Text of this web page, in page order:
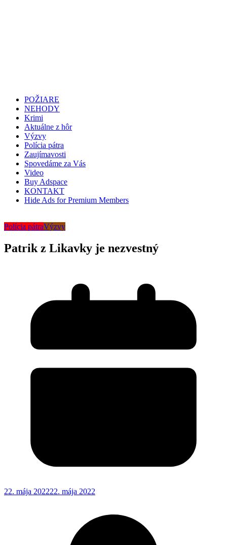
POŽIARE
NEHODY
Krimi
Aktuálne z hôr
Výzvy
Polícia pátra
Zaujímavosti
Spovedáme za Vás
Video
Buy Adspace
KONTAKT
Hide Ads for Premium Members
Polícia pátraVýzvy
Patrik z Likavky je nezvestný
22. mája 202222. mája 2022